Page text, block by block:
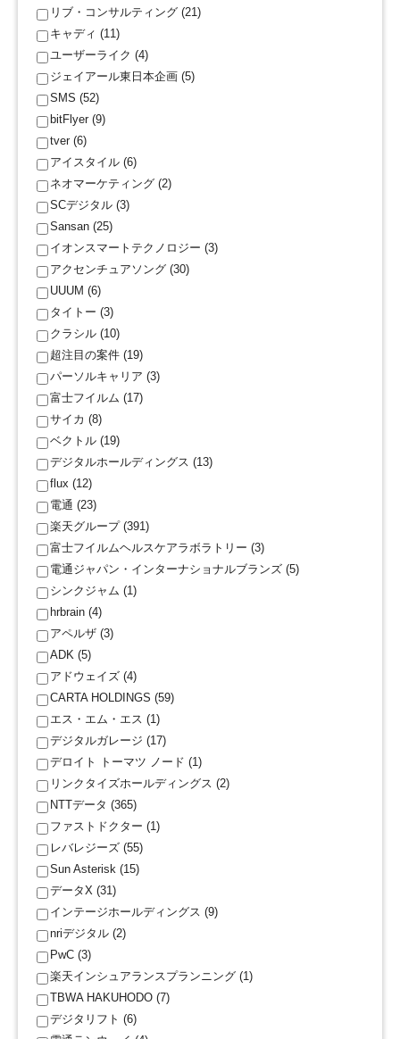
リブ・コンサルティング (21)
キャディ (11)
ユーザーライク (4)
ジェイアール東日本企画 (5)
SMS (52)
bitFlyer (9)
tver (6)
アイスタイル (6)
ネオマーケティング (2)
SCデジタル (3)
Sansan (25)
イオンスマートテクノロジー (3)
アクセンチュアソング (30)
UUUM (6)
タイトー (3)
クラシル (10)
超注目の案件 (19)
パーソルキャリア (3)
富士フイルム (17)
サイカ (8)
ベクトル (19)
デジタルホールディングス (13)
flux (12)
電通 (23)
楽天グループ (391)
富士フイルムヘルスケアラボラトリー (3)
電通ジャパン・インターナショナルブランズ (5)
シンクジャム (1)
hrbrain (4)
アペルザ (3)
ADK (5)
アドウェイズ (4)
CARTA HOLDINGS (59)
エス・エム・エス (1)
デジタルガレージ (17)
デロイト トーマツ ノード (1)
リンクタイズホールディングス (2)
NTTデータ (365)
ファストドクター (1)
レバレジーズ (55)
Sun Asterisk (15)
データX (31)
インテージホールディングス (9)
nriデジタル (2)
PwC (3)
楽天インシュアランスプランニング (1)
TBWA HAKUHODO (7)
デジタリフト (6)